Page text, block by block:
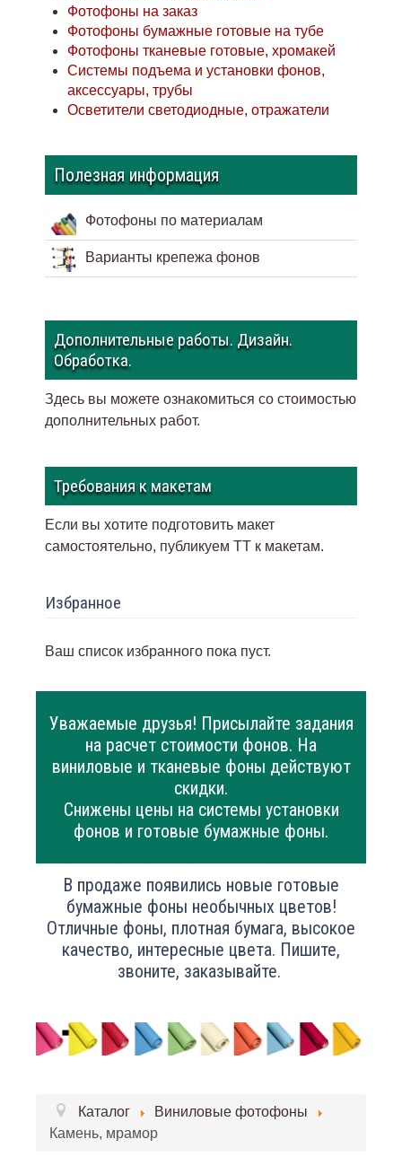
Фотофоны на заказ
Фотофоны бумажные готовые на тубе
Фотофоны тканевые готовые, хромакей
Системы подъема и установки фонов,
аксессуары, трубы
Осветители светодиодные, отражатели
Полезная информация
Фотофоны по материалам
Варианты крепежа фонов
Дополнительные работы. Дизайн.
Обработка.
Здесь вы можете ознакомиться со стоимостью
дополнительных работ.
Требования к макетам
Если вы хотите подготовить макет
самостоятельно, публикуем ТТ к макетам.
Избранное
Ваш список избранного пока пуст.
Уважаемые друзья! Присылайте задания
на расчет стоимости фонов. На
виниловые и тканевые фоны действуют
скидки.
Снижены цены на системы установки
фонов и готовые бумажные фоны.
В продаже появились новые готовые
бумажные фоны необычных цветов!
Отличные фоны, плотная бумага, высокое
качество, интересные цвета. Пишите,
звоните, заказывайте.
Каталог
Виниловые фотофоны
Камень, мрамор